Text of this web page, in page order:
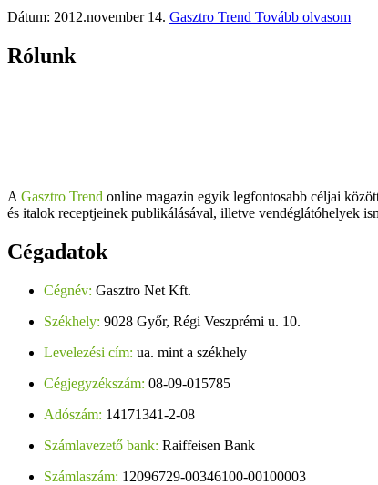
Dátum: 2012.november 14. Gasztro Trend Tovább olvasom
Rólunk
A Gasztro Trend online magazin egyik legfontosabb céljai
és italok receptjeinek publikálásával, illetve vendéglátóhelyek
Cégadatok
Cégnév: Gasztro Net Kft.
Székhely: 9028 Győr, Régi Veszprémi u. 10.
Levelezési cím: ua. mint a székhely
Cégjegyzékszám: 08-09-015785
Adószám: 14171341-2-08
Számlavezető bank: Raiffeisen Bank
Számlaszám: 12096729-00346100-00100003